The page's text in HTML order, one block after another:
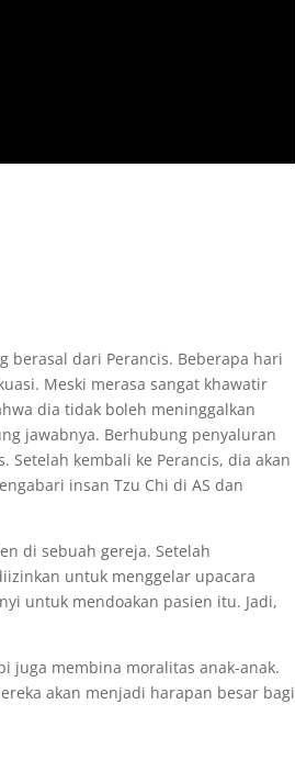
berasal dari Perancis. Beberapa hari
Meski merasa sangat khawatir
dia tidak boleh meninggalkan
jawabnya. Berhubung penyaluran
kembali ke Perancis, dia akan
insan Tzu Chi di AS dan
di sebuah gereja. Setelah
untuk menggelar upacara
untuk mendoakan pasien itu. Jadi,
juga membina moralitas anak-anak.
akan menjadi harapan besar bagi